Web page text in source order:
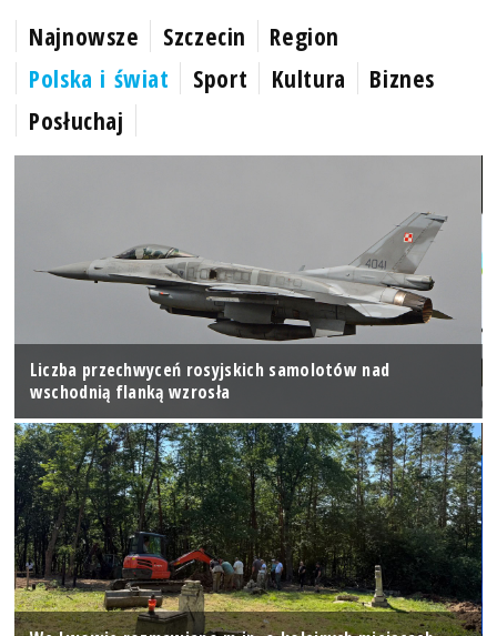
Najnowsze Szczecin
Region
Polska i świat
Sport Kultura
Biznes
Posłuchaj
Liczba przechwyceń rosyjskich samolotów nad
wschodnią flanką wzrosła